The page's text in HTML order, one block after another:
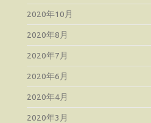
2020年10月
2020年8月
2020年7月
2020年6月
2020年4月
2020年3月